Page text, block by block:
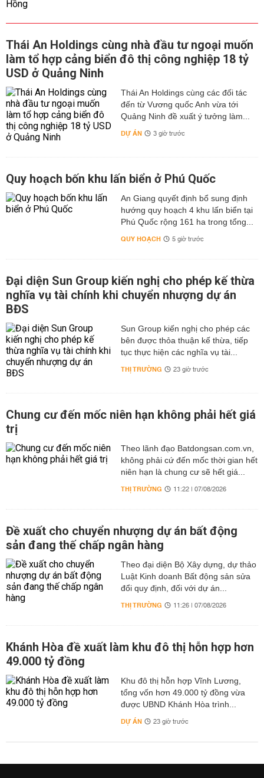
Thái An Holdings cùng nhà đầu tư ngoại muốn
làm tổ hợp cảng biển đô thị công nghiệp 18 tỷ
USD ở Quảng Ninh
Thái An Holdings cùng các đối tác
đến từ Vương quốc Anh vừa tới
Quảng Ninh đề xuất ý tưởng làm...
DỰ ÁN 3 giờ trước
Quy hoạch bốn khu lấn biển ở Phú Quốc
An Giang quyết định bổ sung định
hướng quy hoạch 4 khu lấn biển tại
Phú Quốc rộng 161 ha trong tổng...
QUY HOẠCH 5 giờ trước
Đại diện Sun Group kiến nghị cho phép kế thừa
nghĩa vụ tài chính khi chuyển nhượng dự án
BĐS
Sun Group kiến nghị cho phép các
bên được thỏa thuận kế thừa, tiếp
tục thực hiện các nghĩa vụ tài...
THỊ TRƯỜNG 23 giờ trước
Chung cư đến mốc niên hạn không phải hết giá
trị
Theo lãnh đạo Batdongsan.com.vn,
không phải cứ đến mốc thời gian hết
niên hạn là chung cư sẽ hết giá...
THỊ TRƯỜNG 11:22 | 07/08/2026
Đề xuất cho chuyển nhượng dự án bất động
sản đang thế chấp ngân hàng
Theo đại diện Bộ Xây dựng, dự thảo
Luật Kinh doanh Bất động sản sửa
đổi quy định, đối với dự án...
THỊ TRƯỜNG 11:26 | 07/08/2026
Khánh Hòa đề xuất làm khu đô thị hỗn hợp hơn
49.000 tỷ đồng
Khu đô thị hỗn hợp Vĩnh Lương,
tổng vốn hơn 49.000 tỷ đồng vừa
được UBND Khánh Hòa trình...
DỰ ÁN 23 giờ trước